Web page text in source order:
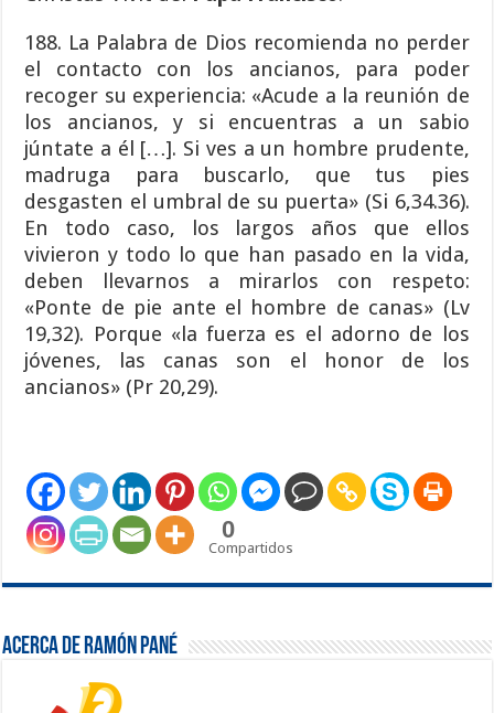
188. La Palabra de Dios recomienda no perder
el contacto con los ancianos, para poder
recoger su experiencia: «Acude a la reunión de
los ancianos, y si encuentras a un sabio
júntate a él […]. Si ves a un hombre prudente,
madruga para buscarlo, que tus pies
desgasten el umbral de su puerta» (Si 6,34.36).
En todo caso, los largos años que ellos
vivieron y todo lo que han pasado en la vida,
deben llevarnos a mirarlos con respeto:
«Ponte de pie ante el hombre de canas» (Lv
19,32). Porque «la fuerza es el adorno de los
jóvenes, las canas son el honor de los
ancianos» (Pr 20,29).
0
Compartidos
Acerca de Ramón Pané